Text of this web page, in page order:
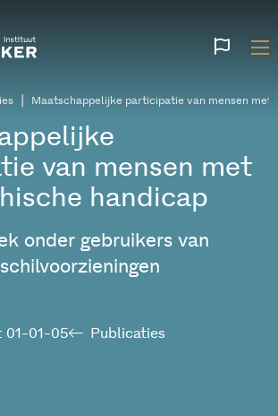
Maatschappelijke participatie van mensen met
van mensen met
handicap
onder gebruikers van
Publicaties
01-01-05